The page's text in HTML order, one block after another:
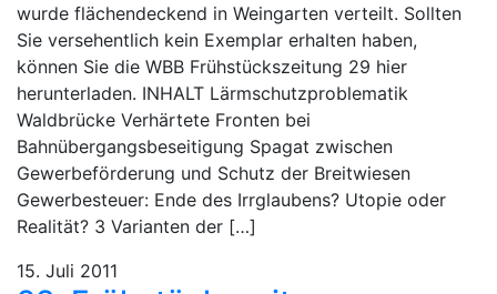
wurde flächendeckend in Weingarten verteilt. Sollten
Sie versehentlich kein Exemplar erhalten haben,
können Sie die WBB Frühstückszeitung 29 hier
herunterladen. INHALT Lärmschutzproblematik
Waldbrücke Verhärtete Fronten bei
Bahnübergangsbeseitigung Spagat zwischen
Gewerbeförderung und Schutz der Breitwiesen
Gewerbesteuer: Ende des Irrglaubens? Utopie oder
Realität? 3 Varianten der […]
15. Juli 2011